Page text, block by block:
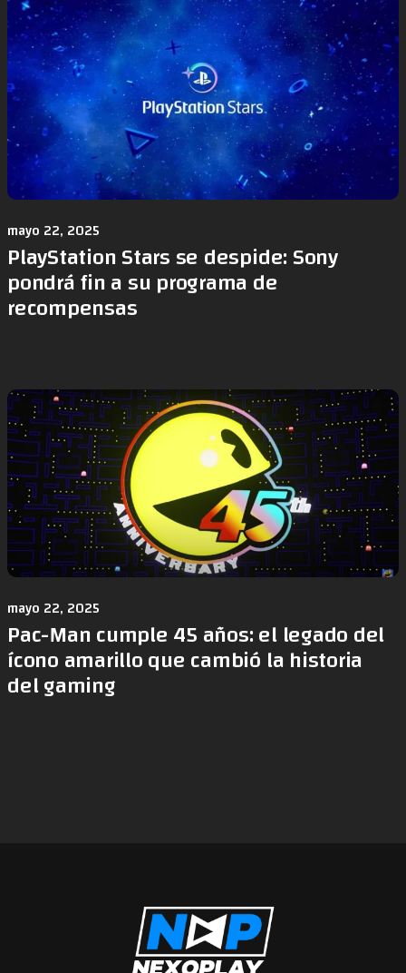
mayo 22, 2025
PlayStation Stars se despide: Sony
pondrá fin a su programa de
recompensas
mayo 22, 2025
Pac-Man cumple 45 años: el legado del
ícono amarillo que cambió la historia
del gaming